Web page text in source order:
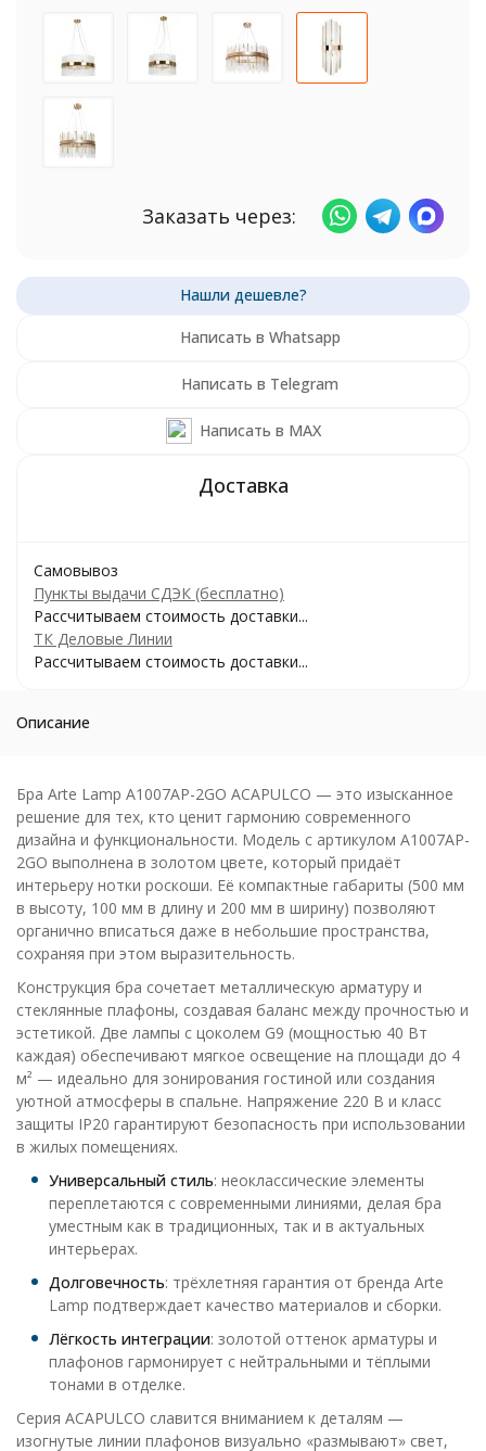
Заказать через:
Написать в Whatsapp
Написать в Telegram
Написать в MAX
Самовывоз
Пункты выдачи СДЭК (бесплатно)
Рассчитываем стоимость доставки...
ТК Деловые Линии
Рассчитываем стоимость доставки...
Описание
Бра Arte Lamp A1007AP-2GO ACAPULCO — это изысканное
решение для тех, кто ценит гармонию современного
дизайна и функциональности. Модель с артикулом A1007AP-
2GO выполнена в золотом цвете, который придаёт
интерьеру нотки роскоши. Её компактные габариты (500 мм
в высоту, 100 мм в длину и 200 мм в ширину) позволяют
органично вписаться даже в небольшие пространства,
сохраняя при этом выразительность.
Конструкция бра сочетает металлическую арматуру и
стеклянные плафоны, создавая баланс между прочностью и
эстетикой. Две лампы с цоколем G9 (мощностью 40 Вт
каждая) обеспечивают мягкое освещение на площади до 4
м² — идеально для зонирования гостиной или создания
уютной атмосферы в спальне. Напряжение 220 В и класс
защиты IP20 гарантируют безопасность при использовании
в жилых помещениях.
Универсальный стиль: неоклассические элементы
переплетаются с современными линиями, делая бра
уместным как в традиционных, так и в актуальных
интерьерах.
Долговечность: трёхлетняя гарантия от бренда Arte
Lamp подтверждает качество материалов и сборки.
Лёгкость интеграции: золотой оттенок арматуры и
плафонов гармонирует с нейтральными и тёплыми
тонами в отделке.
Серия ACAPULCO славится вниманием к деталям —
изогнутые линии плафонов визуально «размывают» свет,